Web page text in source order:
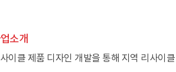
소개
이클 제품 디자인 개발을 통해 지역 리사이